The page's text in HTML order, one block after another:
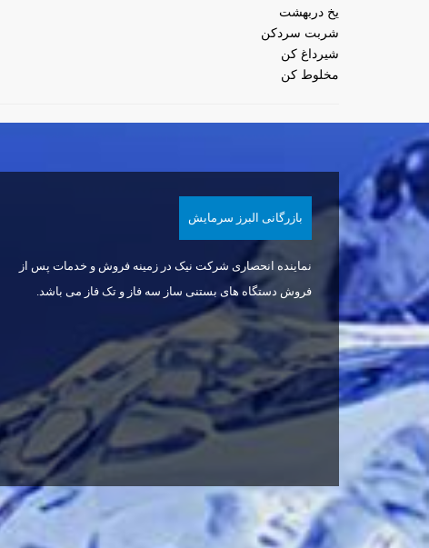
یخ دربهشت
شربت سردکن
شیرداغ کن
مخلوط كن
بازرگانی البرز سرمايش
نماینده انحصاری شرکت نیک در زمینه فروش و خدمات پس از
فروش دستگاه های بستنی ساز سه فاز و تک فاز می باشد.